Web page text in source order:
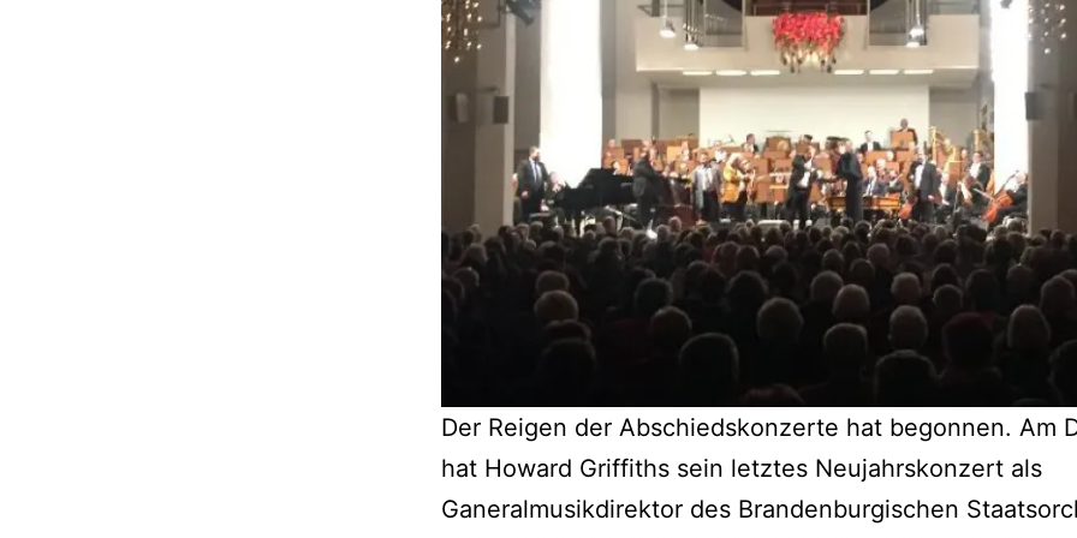
Der Reigen der Abschiedskonzerte hat begonnen. Am
hat Howard Griffiths sein letztes Neujahrskonzert als
Ganeralmusikdirektor des Brandenburgischen